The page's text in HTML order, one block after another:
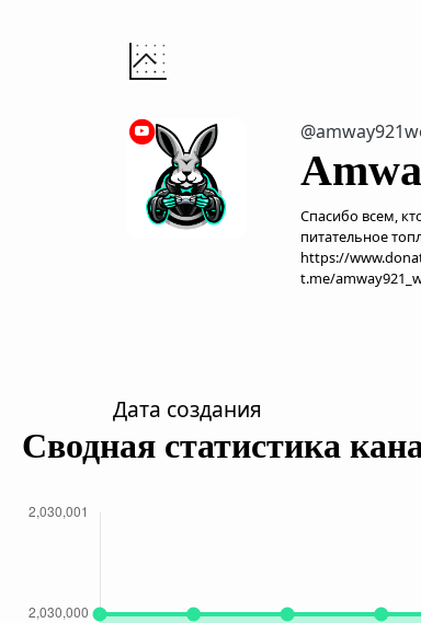
Спасибо всем,
питательное
https://
t.me/
Дата создания
Сводная статистика